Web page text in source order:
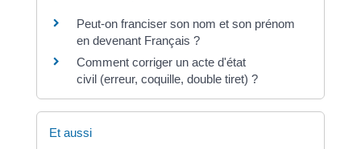
Peut-on franciser son nom et son prénom
en devenant Français ?
Comment corriger un acte d'état
civil (erreur, coquille, double tiret) ?
Et aussi